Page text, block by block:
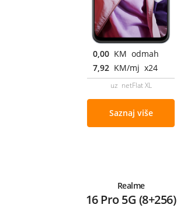
0,00 KM odmah
7,92 KM/mj x24
uz netFlat XL
Saznaj više
Realme
16 Pro 5G (8+256)